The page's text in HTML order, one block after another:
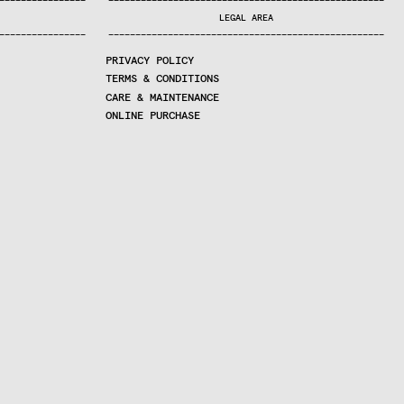
———————————————
LEGAL AREA
———————————————————————————————————————————————————
PRIVACY POLICY
TERMS & CONDITIONS
CARE & MAINTENANCE
ONLINE PURCHASE